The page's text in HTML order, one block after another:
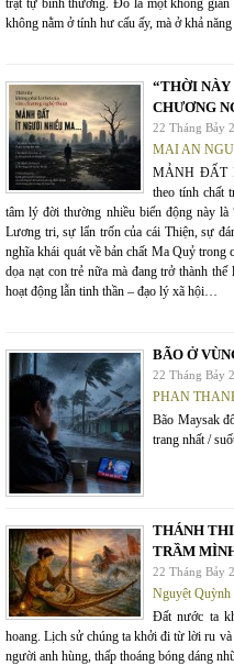
không nằm ở tính hư cấu ấy, mà ở khả
“THỜI NÀY
CHƯƠNG
22 Tháng Bảy
MAI AN
MẢNH ĐẤT
theo tính chất
tâm lý đời thường nhiều biến động này
Lương tri, sự lẩn trốn của cái Thiện, sự
nghĩa khái quát về bản chất Ma Quỷ
dọa nạt con trẻ nữa mà đang trở thành
hoạt động lẫn tinh thần – đạo lý xã hội…
BÃO Ở
22 Tháng Bảy
PHAN
Bão Maysak
trang nhất /
THÁNH
TRẦM
22 Tháng Bảy
Nguyệt Quỳnh
Đất nước ta
hoang. Lịch sử chúng ta khởi đi từ lời ru
người anh hùng, thấp thoáng bóng dáng